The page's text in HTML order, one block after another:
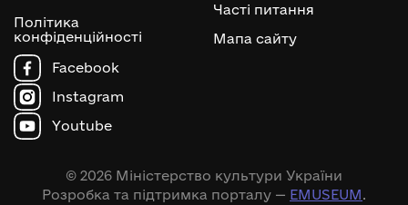
Політика
конфіденційності
Часті питання
Мапа сайту
Facebook
Instagram
Youtube
© 2026 Міністерство культури України
Розробка та підтримка порталу — EMUSEUM.